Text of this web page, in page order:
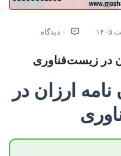
۰ دیدگاه
در زیست‌فناوری
ارزان در